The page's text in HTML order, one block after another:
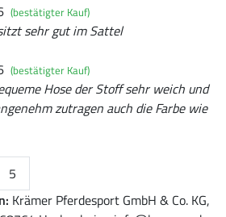
(bestätigter Kauf)
sehr gut im Sattel
(bestätigter Kauf)
Hose der Stoff sehr weich und
zutragen auch die Farbe wie
5
Krämer Pferdesport GmbH & Co. KG,